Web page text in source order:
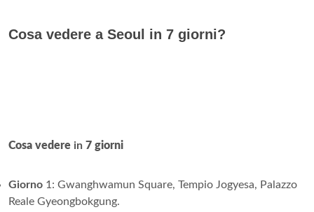
Cosa vedere a Seoul in 7 giorni?
Cosa vedere in 7 giorni
Giorno 1: Gwanghwamun Square, Tempio Jogyesa, Palazzo
Reale Gyeongbokgung.